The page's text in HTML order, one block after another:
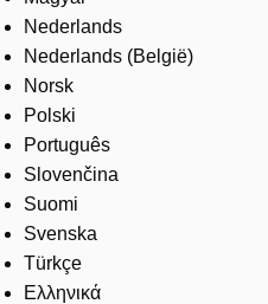
Nederlands
Nederlands (België)
Norsk
Polski
Português
Slovenčina
Suomi
Svenska
Türkçe
Ελληνικά